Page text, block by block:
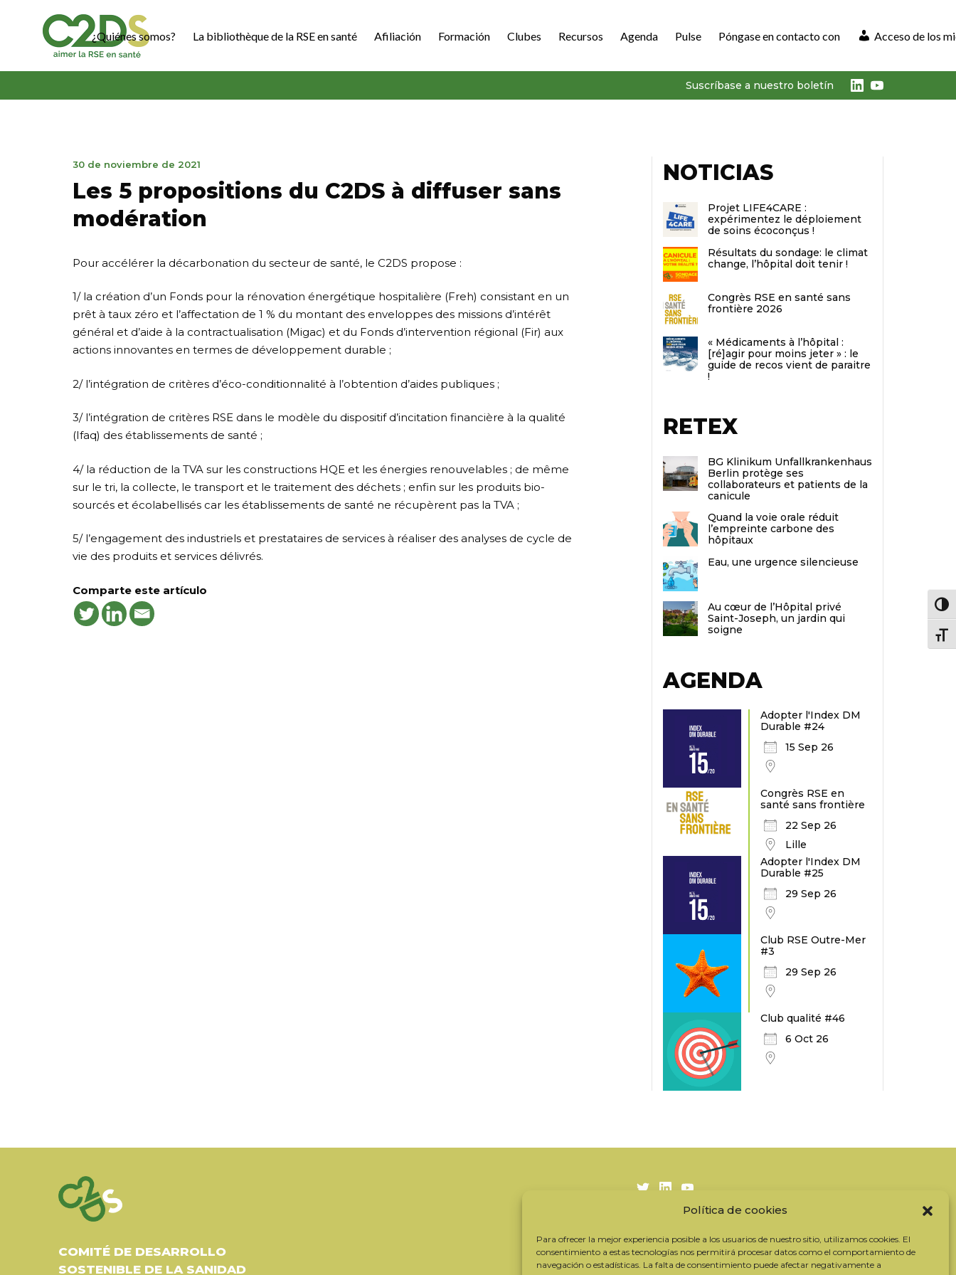
Política de cookies
Para ofrecer la mejor experiencia posible a los usuarios de nuestro sitio, utilizamos cookies. El
consentimiento a estas tecnologías nos permitirá procesar datos como el comportamiento de
navegación o estadísticas. La falta de consentimiento puede afectar negativamente a
contenido
¿Quiénes somos? La bibliothèque de la RSE en santé Afiliación Formación Clubes Recursos Agenda Pulse Póngase en contacto con Acceso de los
Suscríbase a nuestro boletín LinkedIn
Youtube
30 de noviembre de 2021
noviembre
2021
Les 5 propositions du C2DS à diffuser sans
modération
Pour accélérer la décarbonation du secteur de santé, le C2DS propose :
1/ la création d’un Fonds pour la rénovation énergétique hospitalière (Freh) consistant en un
prêt à taux zéro et l’affectation de 1 % du montant des enveloppes des missions d’intérêt
général et d’aide à la contractualisation (Migac) et du Fonds d’intervention régional (Fir) aux
actions innovantes en termes de développement durable ;
2/ l’intégration de critères d’éco-conditionnalité à l’obtention d’aides publiques ;
3/ l’intégration de critères RSE dans le modèle du dispositif d’incitation financière à la qualité
(Ifaq) des établissements de santé ;
4/ la réduction de la TVA sur les constructions HQE et les énergies renouvelables ; de même
sur le tri, la collecte, le transport et le traitement des déchets ; enfin sur les produits bio-
sourcés et écolabellisés car les établissements de santé ne récupèrent pas la TVA ;
5/ l’engagement des industriels et prestataires de services à réaliser des analyses de cycle de
vie des produits et services délivrés.
Comparte este artículo
NOTICIAS
Projet LIFE4CARE :
expérimentez le déploiement
de soins écoconçus !
Résultats du sondage: le climat
change, l’hôpital doit tenir !
Congrès RSE en santé sans
frontière 2026
« Médicaments à l’hôpital :
[ré]agir pour moins jeter » : le
guide de recos vient de paraitre
!
RETEX
BG Klinikum Unfallkrankenhaus
Berlin protège ses
collaborateurs et patients de la
canicule
Quand la voie orale réduit
l’empreinte carbone des
hôpitaux
Eau, une urgence silencieuse
Au cœur de l’Hôpital privé
Saint-Joseph, un jardin qui
soigne
AGENDA
Adopter l'Index DM
Durable #24
15 Sep 26
Congrès RSE en
santé sans frontière
22 Sep 26
Lille
Adopter l'Index DM
Durable #25
29 Sep 26
Club RSE Outre-Mer
#3
29 Sep 26
Club qualité #46
6 Oct 26
COMITÉ DE DESARROLLO
SOSTENIBLE DE LA SANIDAD
TwitterLinkedIn
Youtube
Nuestros socios
Contactar con el equipo